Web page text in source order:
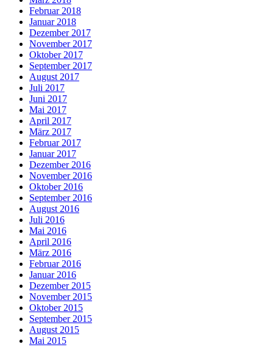
Februar 2018
Januar 2018
Dezember 2017
November 2017
Oktober 2017
September 2017
August 2017
Juli 2017
Juni 2017
Mai 2017
April 2017
März 2017
Februar 2017
Januar 2017
Dezember 2016
November 2016
Oktober 2016
September 2016
August 2016
Juli 2016
Mai 2016
April 2016
März 2016
Februar 2016
Januar 2016
Dezember 2015
November 2015
Oktober 2015
September 2015
August 2015
Mai 2015